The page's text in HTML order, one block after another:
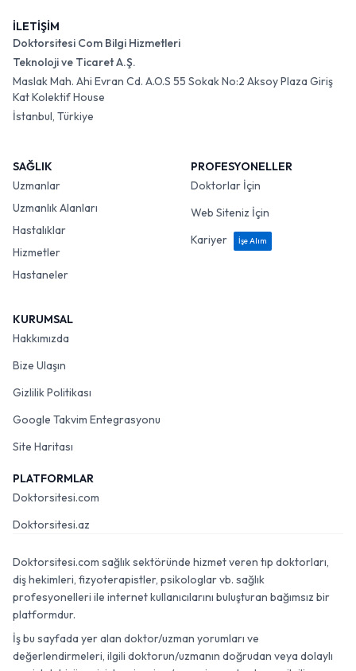
İLETİŞİM
Doktorsitesi Com Bilgi Hizmetleri
Teknoloji ve Ticaret A.Ş.
Maslak Mah. Ahi Evran Cd. A.O.S 55 Sokak No:2 Aksoy Plaza Giriş
Kat Kolektif House
İstanbul, Türkiye
SAĞLIK
Uzmanlar
Uzmanlık Alanları
Hastalıklar
Hizmetler
Hastaneler
PROFESYONELLER
Doktorlar İçin
Web Siteniz İçin
Kariyer
İşe Alım
KURUMSAL
Hakkımızda
Bize Ulaşın
Gizlilik Politikası
Google Takvim Entegrasyonu
Site Haritası
PLATFORMLAR
Doktorsitesi.com
Doktorsitesi.az
Doktorsitesi.com sağlık sektöründe hizmet veren tıp doktorları,
diş hekimleri, fizyoterapistler, psikologlar vb. sağlık
profesyonelleri ile internet kullanıcılarını buluşturan bağımsız bir
platformdur.
İş bu sayfada yer alan doktor/uzman yorumları ve
değerlendirmeleri, ilgili doktorun/uzmanın doğrudan veya dolaylı